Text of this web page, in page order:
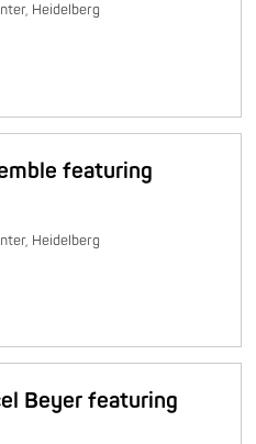
Heidelberg
featuring
Heidelberg
Beyer featuring